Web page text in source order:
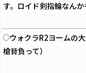
す。ロイド剣指輪なんか
ウォクラR2ヨームの
槍背負って）